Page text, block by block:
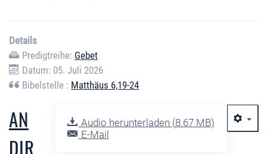
Details
Predigtreihe: Gebet
Datum: 05. Juli 2026
Bibelstelle : Matthäus 6,19-24
Audio herunterladen (8.67 MB)
E-Mail
AN
DIR